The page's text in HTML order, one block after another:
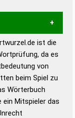
zu
um die
Spiel zu
ist die
da es
von
beim Spiel zu
Wörterbuch
ein Mitspieler das